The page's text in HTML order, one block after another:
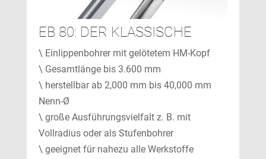
EB 80: DER KLASSISCHE
\ Einlippenbohrer mit gelötetem HM-Kopf
\ Gesamtlänge bis 3.600 mm
\ herstellbar ab 2,000 mm bis 40,000 mm
Nenn-Ø
\ große Ausführungsvielfalt z. B. mit
Vollradius oder als Stufenbohrer
\ geeignet für nahezu alle Werkstoffe